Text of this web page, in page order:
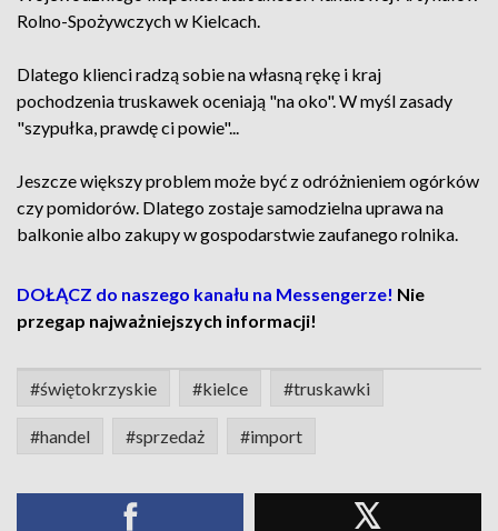
Rolno-Spożywczych w Kielcach.
Dlatego klienci radzą sobie na własną rękę i kraj
pochodzenia truskawek oceniają "na oko". W myśl zasady
"szypułka, prawdę ci powie"...
Jeszcze większy problem może być z odróżnieniem ogórków
czy pomidorów. Dlatego zostaje samodzielna uprawa na
balkonie albo zakupy w gospodarstwie zaufanego rolnika.
DOŁĄCZ do naszego kanału na Messengerze! Nie
przegap najważniejszych informacji!
#świętokrzyskie #kielce #truskawki
#handel #sprzedaż #import